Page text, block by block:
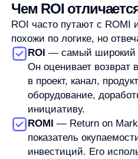
ROI кажется простой метрикой,
посчитать формально
Первая ошибка
—
Например, в рекламной
только бюджет на
работу подрядчика, скидки,
контента, комиссию
трудозатраты. Тогда
а ROI — завышен.
Вторая ошибка—
и прибыль. Выручка
пришло от продаж.